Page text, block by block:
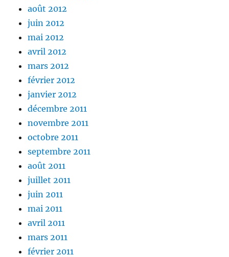
août 2012
juin 2012
mai 2012
avril 2012
mars 2012
février 2012
janvier 2012
décembre 2011
novembre 2011
octobre 2011
septembre 2011
août 2011
juillet 2011
juin 2011
mai 2011
avril 2011
mars 2011
février 2011